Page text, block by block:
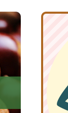
京
波
子
育